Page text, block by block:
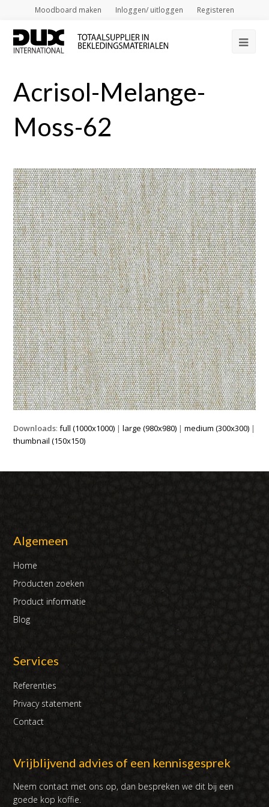
Moodboard maken Inloggen/ uitloggen Registeren
Acrisol-Melange-
Moss-62
Downloads:full (1000x1000) |large (980x980) |medium (300x300) |
thumbnail (150x150)
Algemeen
Home
Producten zoeken
Product informatie
Blog
Services
Referenties
Privacy statement
Contact
Vrijblijvend advies of een kennisgesprek
Neem contact met ons op, dan bespreken we dit bij een
goede kop koffie.